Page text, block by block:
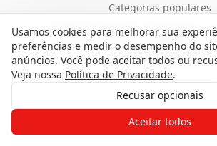
Categorias populares
Pisos Portas Esquadrias
Painéis e Revestimentos
Gostaria de receber o contato
de nossos especialistas?
Usamos cookies para melhorar sua
preferências e medir o desempenho do
anúncios. Você pode aceitar todos ou
Veja nossa Política de Privacidade.
Recusar opcionais
Aceitar todos